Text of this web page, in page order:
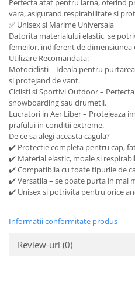
Perfecta atat pentru iarna, oferind
vara, asigurand respirabilitate si
✅ Unisex si Marime Universala
Datorita materialului elastic, se
femeilor, indiferent de dimensiunea
Utilizare Recomandata:
Motociclisti – Ideala pentru
si protejand de vant.
Ciclisti si Sportivi Outdoor –
snowboarding sau drumetii.
Lucratori in Aer Liber – Protejeaza
prafului in conditii extreme.
De ce sa alegi aceasta cagula?
✔️ Protectie completa pentru cap,
✔️ Material elastic, moale si respirabil
✔️ Compatibila cu toate tipurile de
✔️ Versatila – se poate purta in mai
✔️ Unisex si potrivita pentru orice
Informatii conformitate produs
Review-uri (0)